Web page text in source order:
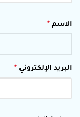
الاسم *
البريد الإلكتروني *